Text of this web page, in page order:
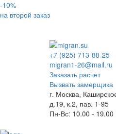
-10%
на второй заказ
+7 (925) 713-88-25
migran1-26@mail.ru
Заказать расчет
Вызвать замерщика
г. Москва,
д.19, к.2, пав. 1-95
Пн-Вс: 10.00 - 19.00